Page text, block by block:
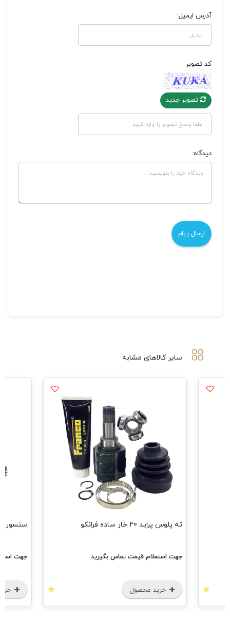
آدرس ایمیل:
کد تصویر
تصویر جدید
دیدگاه:
سایر کالاهای مشابه
ته پلوس پراید 20 خار ساده فرانکو
جهت استعلام قیمت تماس بگیرید
خرید محصول
سنسور
جهت